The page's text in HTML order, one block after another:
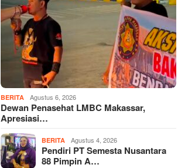
BERITA Agustus 6, 2026
Dewan Penasehat LMBC Makassar,
Apresiasi…
BERITA Agustus 4, 2026
Pendiri PT Semesta Nusantara
88 Pimpin A…